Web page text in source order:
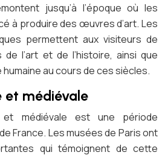
jusqu’à l’époque où les
à produire des œuvres d’art. Les
permettent aux visiteurs de
l’art et de l’histoire, ainsi que
humaine au cours de ces siècles.
et médiévale
médiévale est une période
France. Les musées de Paris ont
qui témoignent de cette